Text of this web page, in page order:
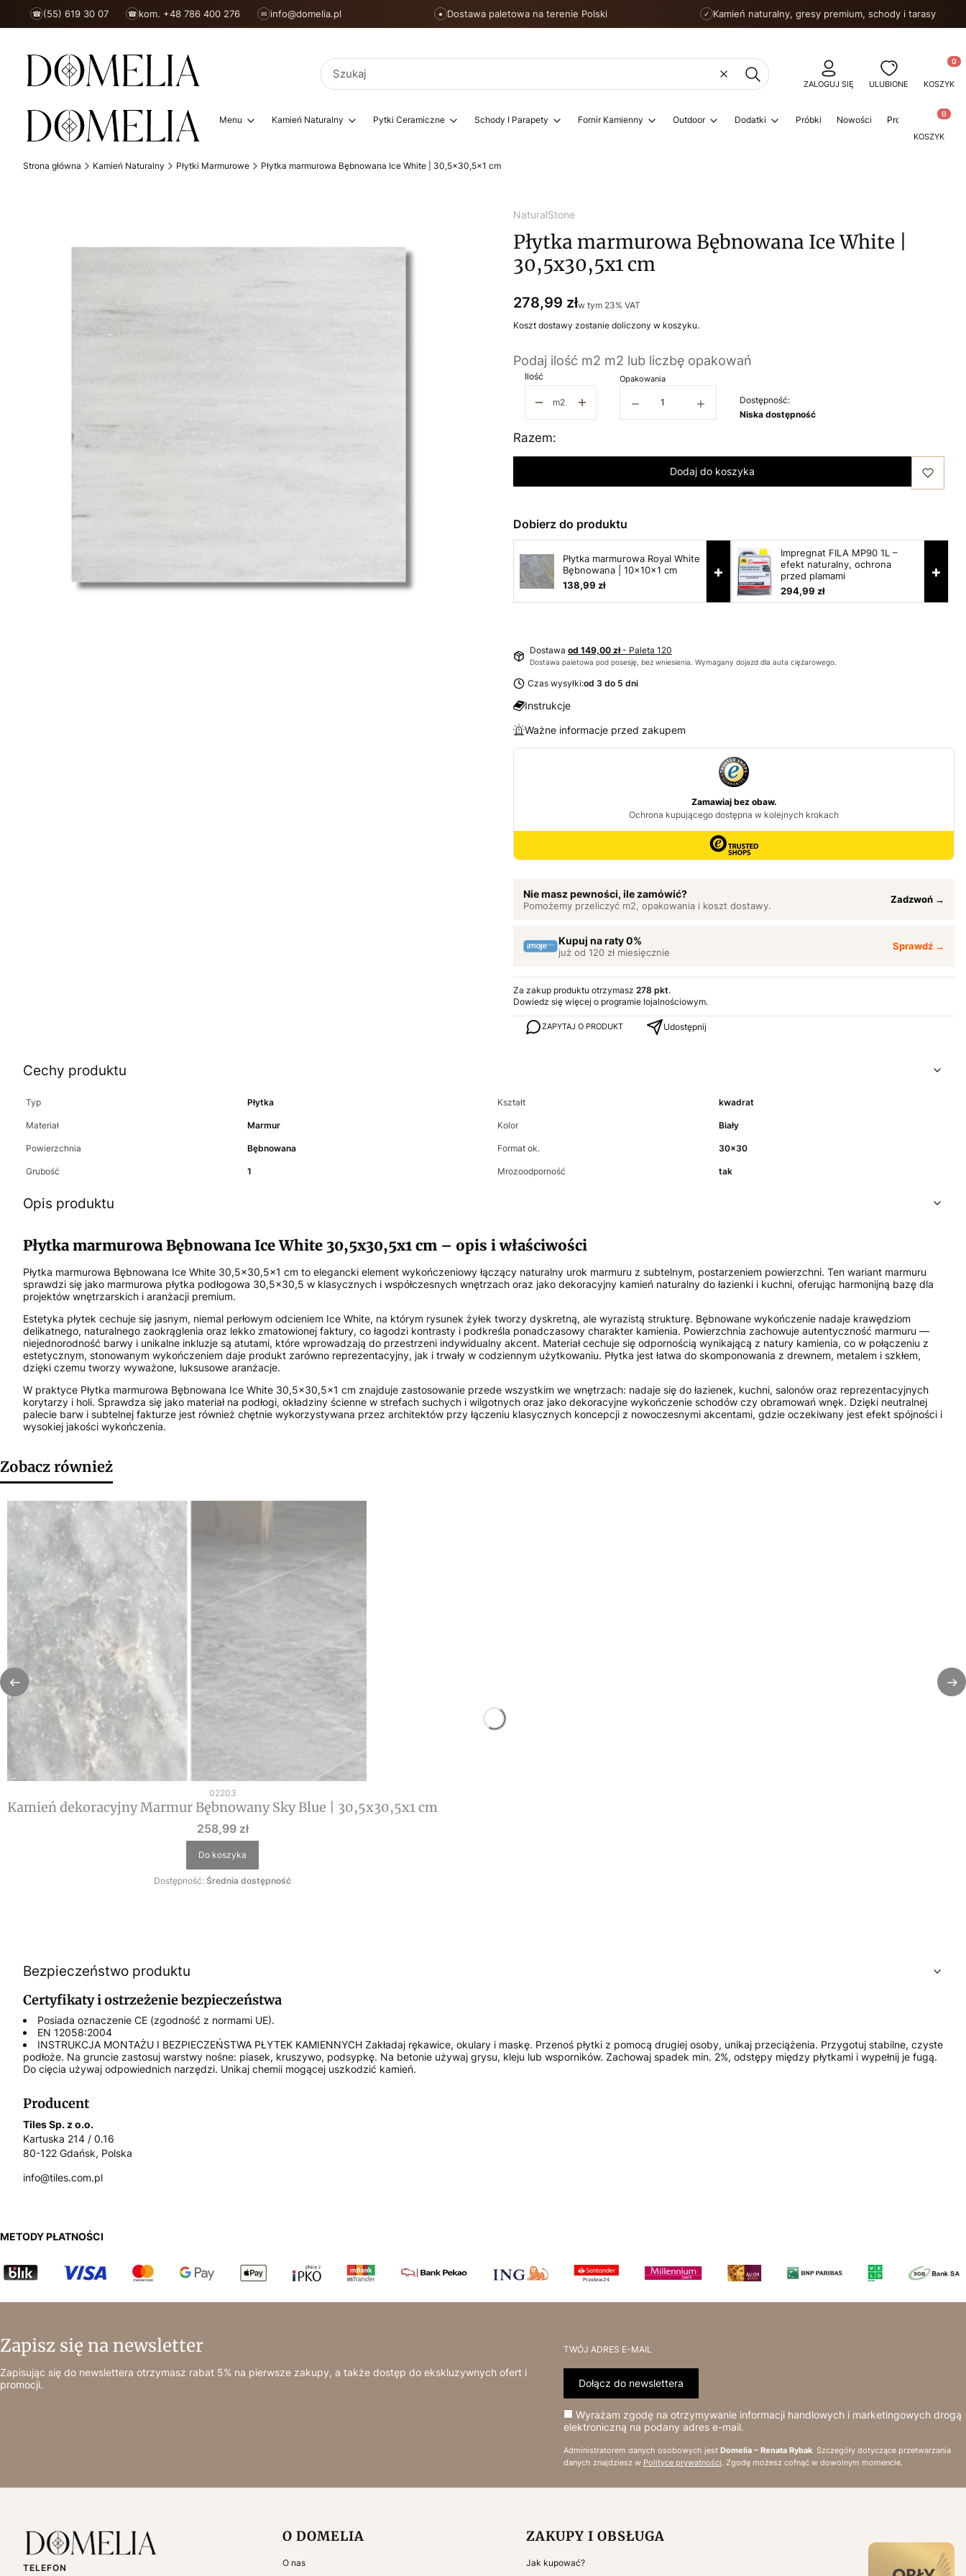
☎ (55) 619 30 07 ☎ kom. +48 786 400 276 ✉ info@domelia.pl ● Dostawa paletowa na terenie Polski ✓ Kamień naturalny, gresy premium, schody i tarasy
WyczyśćSzukaj
ZALOGUJ SIĘ ULUBIONE KOSZYK
Menu Kamień Naturalny Pytki Ceramiczne Schody I Parapety Fornir Kamienny Outdoor Dodatki Próbki Nowości PromocjeProdukty
KOSZYK
Strona główna Kamień Naturalny Płytki Marmurowe Płytka marmurowa Bębnowana Ice White | 30,5x30,5x1 cm
NaturalStone
Płytka marmurowa Bębnowana Ice White |
30,5x30,5x1 cm
Cena
278,99 złw tym 23% VAT
w tym 23% VAT
Koszt dostawy zostanie doliczony w koszyku.
Podaj ilość m2 m2 lub liczbę opakowań
Ilość
m2
Opakowania
− +
Dostępność:
Niska dostępność
Razem:
Dodaj do koszyka
Dobierz do produktu
Płytka marmurowa Royal White
Bębnowana | 10x10x1 cm
138,99 zł
+
Impregnat FILA MP90 1L –
efekt naturalny, ochrona
przed plamami
294,99 zł
+
Dostawa od 149,00 zł- Paleta 120
Dostawa paletowa pod posesję, bez wniesienia. Wymagany dojazd dla auta ciężarowego.
Czas wysyłki:od 3 do 5 dni
Instrukcje
Ważne informacje przed zakupem
Nie masz pewności, ile zamówić?
Pomożemy przeliczyć m2, opakowania i koszt dostawy.
Zadzwoń →
Kupuj na raty 0%
już od 120 zł miesięcznie
Sprawdź →
Za zakup produktu otrzymasz 278 pkt.
Dowiedz się więcej o programie lojalnościowym.
ZAPYTAJ O PRODUKT Udostępnij
Cechy produktu
Typ Płytka Kształt kwadrat
Materiał Marmur Kolor Biały
Powierzchnia Bębnowana Format ok. 30x30
Grubość 1 Mrozoodporność tak
Opis produktu
Płytka marmurowa Bębnowana Ice White 30,5x30,5x1 cm – opis i właściwości
Płytka marmurowa Bębnowana Ice White 30,5x30,5x1 cm to elegancki element wykończeniowy łączący naturalny urok marmuru z subtelnym, postarzeniem powierzchni. Ten wariant marmuru
sprawdzi się jako marmurowa płytka podłogowa 30,5x30,5 w klasycznych i współczesnych wnętrzach oraz jako dekoracyjny kamień naturalny do łazienki i kuchni, oferując harmonijną bazę dla
projektów wnętrzarskich i aranżacji premium.
Estetyka płytek cechuje się jasnym, niemal perłowym odcieniem Ice White, na którym rysunek żyłek tworzy dyskretną, ale wyrazistą strukturę. Bębnowane wykończenie nadaje krawędziom
delikatnego, naturalnego zaokrąglenia oraz lekko zmatowionej faktury, co łagodzi kontrasty i podkreśla ponadczasowy charakter kamienia. Powierzchnia zachowuje autentyczność marmuru —
niejednorodność barwy i unikalne inkluzje są atutami, które wprowadzają do przestrzeni indywidualny akcent. Materiał cechuje się odpornością wynikającą z natury kamienia, co w połączeniu z
estetycznym, stonowanym wykończeniem daje produkt zarówno reprezentacyjny, jak i trwały w codziennym użytkowaniu. Płytka jest łatwa do skomponowania z drewnem, metalem i szkłem,
dzięki czemu tworzy wyważone, luksusowe aranżacje.
W praktyce Płytka marmurowa Bębnowana Ice White 30,5x30,5x1 cm znajduje zastosowanie przede wszystkim we wnętrzach: nadaje się do łazienek, kuchni, salonów oraz reprezentacyjnych
korytarzy i holi. Sprawdza się jako materiał na podłogi, okładziny ścienne w strefach suchych i wilgotnych oraz jako dekoracyjne wykończenie schodów czy obramowań wnęk. Dzięki neutralnej
palecie barw i subtelnej fakturze jest również chętnie wykorzystywana przez architektów przy łączeniu klasycznych koncepcji z nowoczesnymi akcentami, gdzie oczekiwany jest efekt spójności i
wysokiej jakości wykończenia.
Zobacz również
Kod produktu
02203
Kamień dekoracyjny Marmur Bębnowany Sky Blue | 30,5x30,5x1 cm
Cena
258,99 zł
Do koszyka
Dostępność: Średnia dostępność
Bezpieczeństwo produktu
Certyfikaty i ostrzeżenie bezpieczeństwa
Posiada oznaczenie CE (zgodność z normami UE).
EN 12058:2004
INSTRUKCJA MONTAŻU I BEZPIECZEŃSTWA PŁYTEK KAMIENNYCH Zakładaj rękawice, okulary i maskę. Przenoś płytki z pomocą drugiej osoby, unikaj przeciążenia. Przygotuj stabilne, czyste
podłoże. Na gruncie zastosuj warstwy nośne: piasek, kruszywo, podsypkę. Na betonie używaj grysu, kleju lub wsporników. Zachowaj spadek min. 2%, odstępy między płytkami i wypełnij je fugą.
Do cięcia używaj odpowiednich narzędzi. Unikaj chemii mogącej uszkodzić kamień.
Producent
Tiles Sp. z o.o.
Kartuska 214 / 0.16
80-122 Gdańsk, Polska
info@tiles.com.pl
METODY PŁATNOŚCI
Zapisz się na newsletter
Zapisując się do newslettera otrzymasz rabat 5% na pierwsze zakupy, a także dostęp do ekskluzywnych ofert i
promocji.
TWÓJ ADRES E-MAIL
Dołącz do newslettera
Wyrażam zgodę na otrzymywanie informacji handlowych i marketingowych drogą
elektroniczną na podany adres e-mail.
Administratorem danych osobowych jest Domelia – Renata Rybak. Szczegóły dotyczące przetwarzania
danych znajdziesz w Polityce prywatności. Zgodę możesz cofnąć w dowolnym momencie.
TELEFON
Linki w stopce
O DOMELIA
O nas
ZAKUPY I OBSŁUGA
Jak kupować?